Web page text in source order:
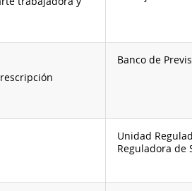
Banco de
Unidad
Reguladora de